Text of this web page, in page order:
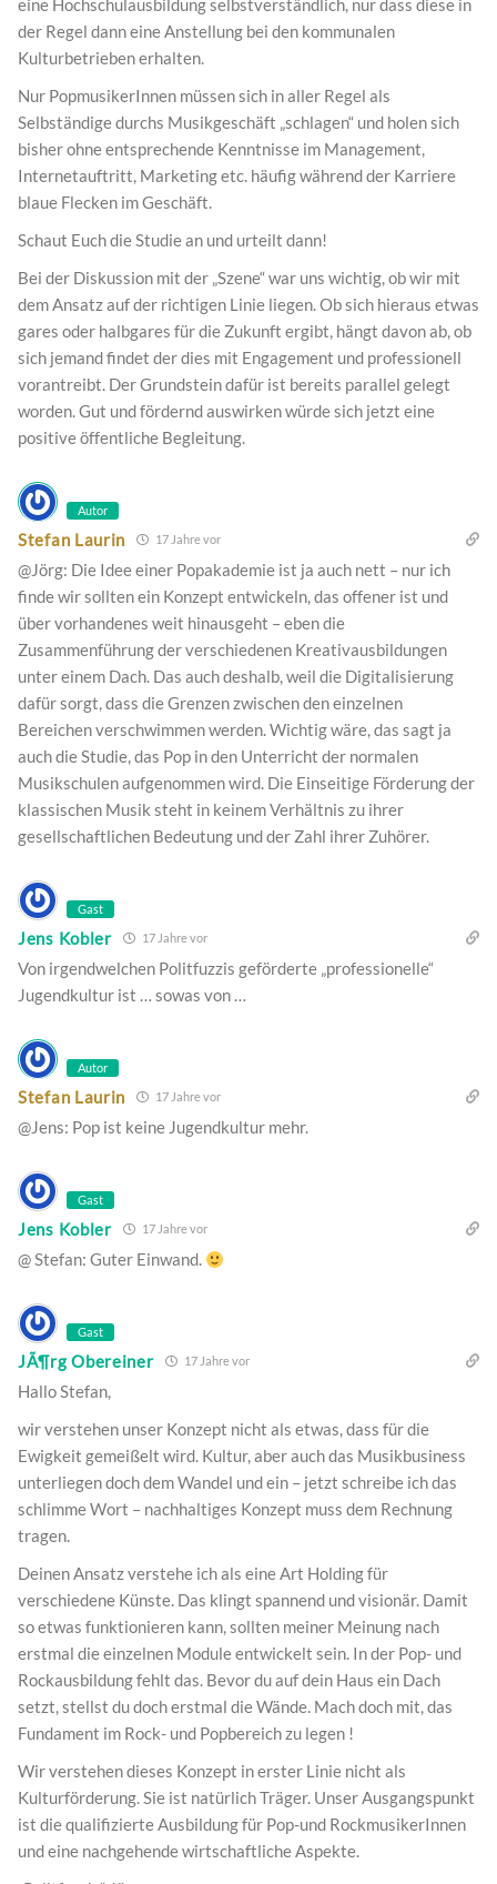
eine Hochschulausbildung selbstverständlich, nur dass diese in
der Regel dann eine Anstellung bei den kommunalen
Kulturbetrieben erhalten.
Nur PopmusikerInnen müssen sich in aller Regel als
Selbständige durchs Musikgeschäft „schlagen“ und holen sich
bisher ohne entsprechende Kenntnisse im Management,
Internetauftritt, Marketing etc. häufig während der Karriere
blaue Flecken im Geschäft.
Schaut Euch die Studie an und urteilt dann!
Bei der Diskussion mit der „Szene“ war uns wichtig, ob wir mit
dem Ansatz auf der richtigen Linie liegen. Ob sich hieraus etwas
gares oder halbgares für die Zukunft ergibt, hängt davon ab, ob
sich jemand findet der dies mit Engagement und professionell
vorantreibt. Der Grundstein dafür ist bereits parallel gelegt
worden. Gut und fördernd auswirken würde sich jetzt eine
positive öffentliche Begleitung.
Autor
Stefan Laurin 17 Jahre vor
@Jörg: Die Idee einer Popakademie ist ja auch nett – nur ich
finde wir sollten ein Konzept entwickeln, das offener ist und
über vorhandenes weit hinausgeht – eben die
Zusammenführung der verschiedenen Kreativausbildungen
unter einem Dach. Das auch deshalb, weil die Digitalisierung
dafür sorgt, dass die Grenzen zwischen den einzelnen
Bereichen verschwimmen werden. Wichtig wäre, das sagt ja
auch die Studie, das Pop in den Unterricht der normalen
Musikschulen aufgenommen wird. Die Einseitige Förderung der
klassischen Musik steht in keinem Verhältnis zu ihrer
gesellschaftlichen Bedeutung und der Zahl ihrer Zuhörer.
Gast
Jens Kobler 17 Jahre vor
Von irgendwelchen Politfuzzis geförderte „professionelle“
Jugendkultur ist … sowas von …
Autor
Stefan Laurin 17 Jahre vor
@Jens: Pop ist keine Jugendkultur mehr.
Gast
Jens Kobler 17 Jahre vor
@ Stefan: Guter Einwand.
Gast
JÃ¶rg Obereiner 17 Jahre vor
Hallo Stefan,
wir verstehen unser Konzept nicht als etwas, dass für die
Ewigkeit gemeißelt wird. Kultur, aber auch das Musikbusiness
unterliegen doch dem Wandel und ein – jetzt schreibe ich das
schlimme Wort – nachhaltiges Konzept muss dem Rechnung
tragen.
Deinen Ansatz verstehe ich als eine Art Holding für
verschiedene Künste. Das klingt spannend und visionär. Damit
so etwas funktionieren kann, sollten meiner Meinung nach
erstmal die einzelnen Module entwickelt sein. In der Pop- und
Rockausbildung fehlt das. Bevor du auf dein Haus ein Dach
setzt, stellst du doch erstmal die Wände. Mach doch mit, das
Fundament im Rock- und Popbereich zu legen !
Wir verstehen dieses Konzept in erster Linie nicht als
Kulturförderung. Sie ist natürlich Träger. Unser Ausgangspunkt
ist die qualifizierte Ausbildung für Pop-und RockmusikerInnen
und eine nachgehende wirtschaftliche Aspekte.